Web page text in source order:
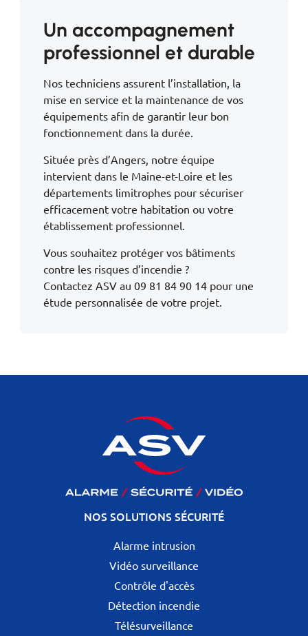
Un accompagnement
professionnel et durable
Nos techniciens assurent l’installation, la
mise en service et la maintenance de vos
équipements afin de garantir leur bon
fonctionnement dans la durée.
Située près d’Angers, notre équipe
intervient dans le Maine-et-Loire et les
départements limitrophes pour sécuriser
efficacement votre habitation ou votre
établissement professionnel.
Vous souhaitez protéger vos bâtiments
contre les risques d’incendie ?
Contactez ASV au 09 81 84 90 14 pour une
étude personnalisée de votre projet.
NOS SOLUTIONS SÉCURITÉ
Alarme intrusion
Vidéo surveillance
Contrôle d'accès
Détection incendie
Télésurveillance